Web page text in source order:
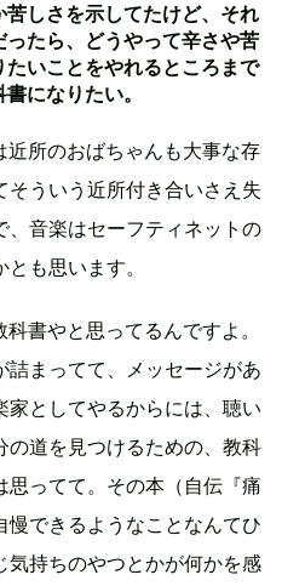
しさを示してたけど、それ
たら、どうやって辛さや苦
いことをやれるところまで
になりたい。
所のおばちゃんも大事な存
ういう近所付き合いさえ失
音楽はセーフティネットの
も思います。
科書やと思ってるんですよ。
まってて、メッセージがあ
家としてやるからには、聴い
の道を見つけるための、教科
ってて。その本（自伝『痛
できるようなことなんてひ
気持ちのやつとかが何かを感